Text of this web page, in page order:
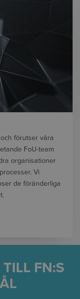
förutser våra
FoU-team
organisationer
Vi
de föränderliga
FN:S